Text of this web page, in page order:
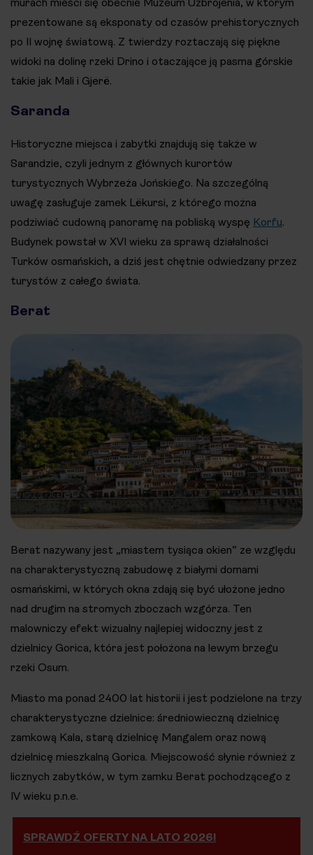
prezentowane są eksponaty od czasów prehistorycznych
po II wojnę światową. Z twierdzy roztaczają się piękne
widoki na dolinę rzeki Drino i otaczające ją pasma górskie
takie jak Mali i Gjerë.
Saranda
Historyczne miejsca i zabytki znajdują się także w
Sarandzie, czyli jednym z głównych kurortów
turystycznych Wybrzeża Jońskiego. Na szczególną
uwagę zasługuje zamek Lëkursi, z którego można
podziwiać cudowną panoramę na pobliską wyspę Korfu.
Budynek powstał w XVI wieku za sprawą działalności
Turków osmańskich, a dziś jest chętnie odwiedzany przez
turystów z całego świata.
Berat
Berat nazywany jest „miastem tysiąca okien” ze względu
na charakterystyczną zabudowę z białymi domami
osmańskimi, w których okna zdają się być ułożone jedno
nad drugim na stromych zboczach wzgórza. Ten
malowniczy efekt wizualny najlepiej widoczny jest z
dzielnicy Gorica, która jest położona na lewym brzegu
rzeki Osum.
Miasto ma ponad 2400 lat historii i jest podzielone na trzy
charakterystyczne dzielnice: średniowieczną dzielnicę
zamkową Kala, starą dzielnicę Mangalem oraz nową
dzielnicę mieszkalną Gorica. Miejscowość słynie również z
licznych zabytków, w tym zamku Berat pochodzącego z
IV wieku p.n.e.
SPRAWDŹ OFERTY NA LATO 2026!